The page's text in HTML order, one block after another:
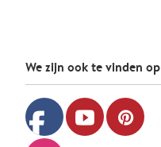
We zijn ook te vinden op
facebook youtube pinterest